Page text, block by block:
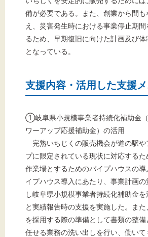
備が必要である。また、創業から間も
え、災害発生時における事業停止期間
るため、早期復旧に向けた計画及び
となっている。
支援内容・活用した支援
①岐阜県小規模事業者持続化補助金
ワーアップ応援補助金）の活用
完熟いちじくの販売機会が道の駅や
プに限定されている現状に対応する
作業場とするためのパイプハウスの
イプハウス導入にあたり、事業計画
し岐阜県小規模事業者持続化補助金
と実績報告時の支援を実施した。また
を採用する際の準備として書類の整備
任せる業務の洗い出しを行い、働い